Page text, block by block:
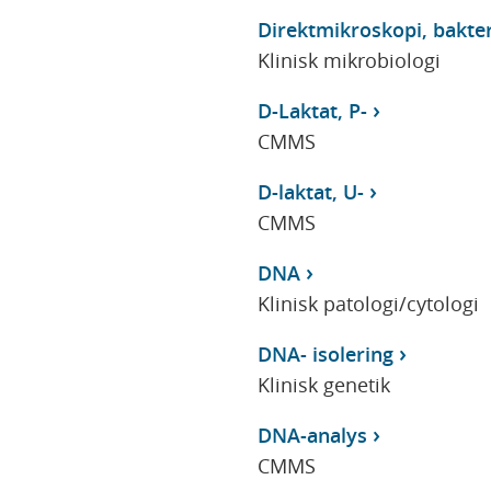
Direktmikroskopi,
Klinisk mikrobiologi
D-Laktat, P-
CMMS
D-laktat, U-
CMMS
DNA
Klinisk patologi/cytologi
DNA- isolering
Klinisk genetik
DNA-analys
CMMS